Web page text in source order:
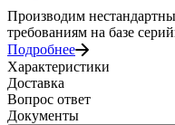
Производим
требованиям на базе
Подробнее
Характеристики
Доставка
Вопрос ответ
Документы